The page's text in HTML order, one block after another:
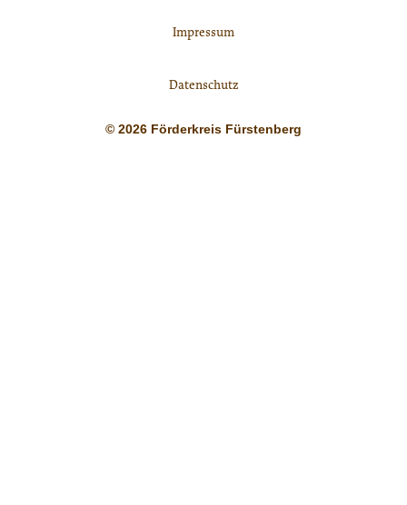
Impressum
Datenschutz
© 2026 Förderkreis Fürstenberg